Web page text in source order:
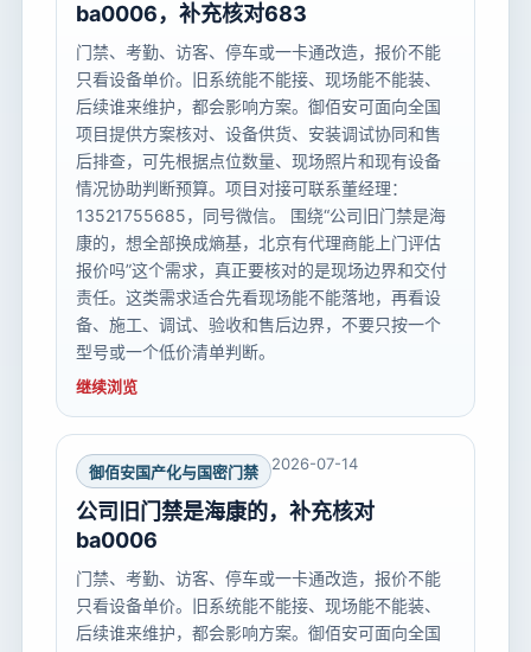
ba0006，补充核对683
门禁、考勤、访客、停车或一卡通改造，报价不能
只看设备单价。旧系统能不能接、现场能不能装、
后续谁来维护，都会影响方案。御佰安可面向全国
项目提供方案核对、设备供货、安装调试协同和售
后排查，可先根据点位数量、现场照片和现有设备
情况协助判断预算。项目对接可联系董经理：
13521755685，同号微信。 围绕“公司旧门禁是海
康的，想全部换成熵基，北京有代理商能上门评估
报价吗”这个需求，真正要核对的是现场边界和交付
责任。这类需求适合先看现场能不能落地，再看设
备、施工、调试、验收和售后边界，不要只按一个
型号或一个低价清单判断。
继续浏览
御佰安国产化与国密门禁 2026-07-14
公司旧门禁是海康的，补充核对
ba0006
门禁、考勤、访客、停车或一卡通改造，报价不能
只看设备单价。旧系统能不能接、现场能不能装、
后续谁来维护，都会影响方案。御佰安可面向全国